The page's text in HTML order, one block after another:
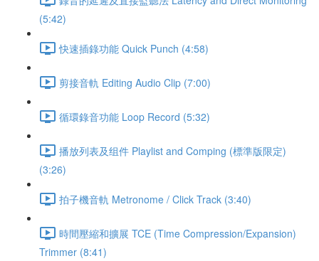
(5:42)
快速插錄功能 Quick Punch (4:58)
剪接音軌 Editing Audio Clip (7:00)
循環錄音功能 Loop Record (5:32)
播放列表及组件 Playlist and Comping (標準版限定)
(3:26)
拍子機音軌 Metronome / Click Track (3:40)
時間壓縮和擴展 TCE (Time Compression/Expansion)
Trimmer (8:41)